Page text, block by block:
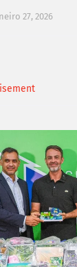
27, 2026